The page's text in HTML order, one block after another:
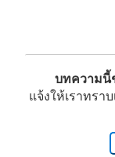
บทความ
แจ้งให้เราทรา